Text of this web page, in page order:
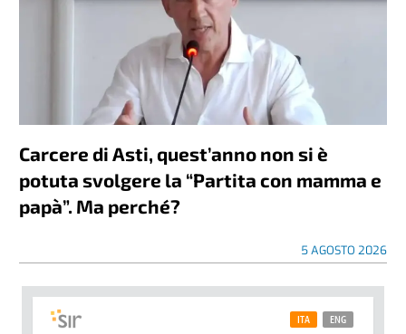
Carcere di Asti, quest’anno non si è
potuta svolgere la “Partita con mamma e
papà”. Ma perché?
5 AGOSTO 2026